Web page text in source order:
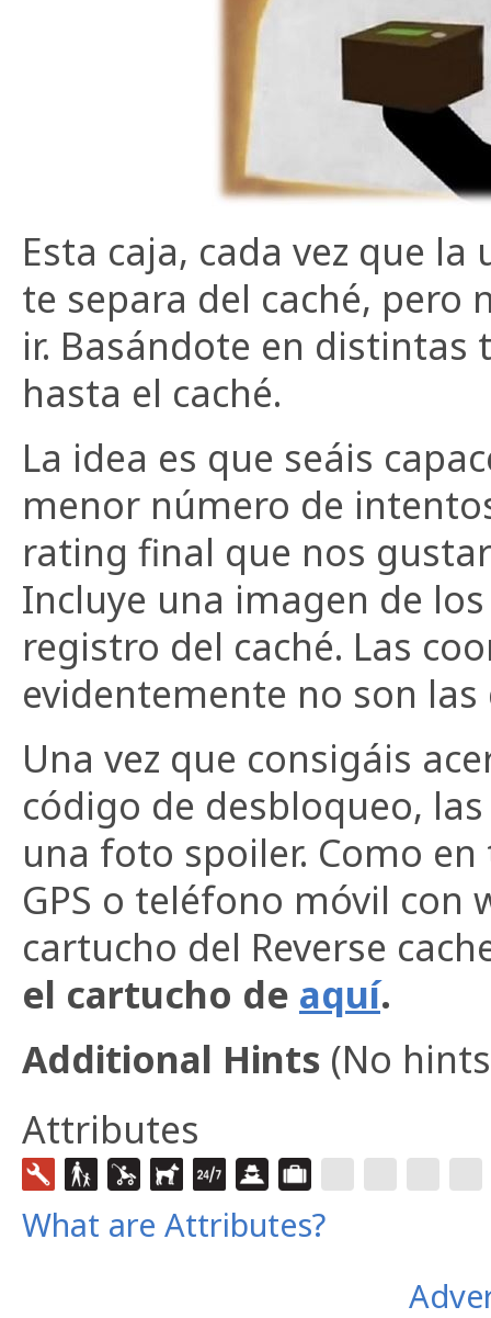
Esta caja, cada vez que
te separa del caché, pero
ir. Basándote en distintas
hasta el caché.
La idea es que seáis
menor número de
rating final que nos
Incluye una imagen de
registro del caché. Las
evidentemente no son las
Una vez que consigáis
código de desbloqueo,
una foto spoiler. Como
GPS o teléfono móvil
cartucho del Reverse
el cartucho de aquí.
Additional Hints (No
Attributes
What are Attributes?